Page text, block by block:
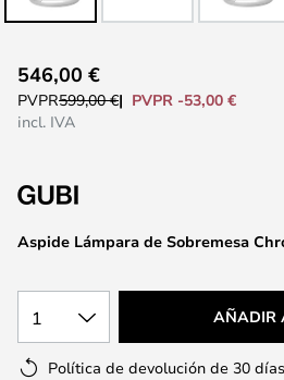
comienzo
galería
imágenes
Aspide Lámpara de Sobremesa
546,00 €
PVPR599,00 €
PVPR -53,00 €
incl. IVA
1 AÑADIR
Política de devolución de 30 días